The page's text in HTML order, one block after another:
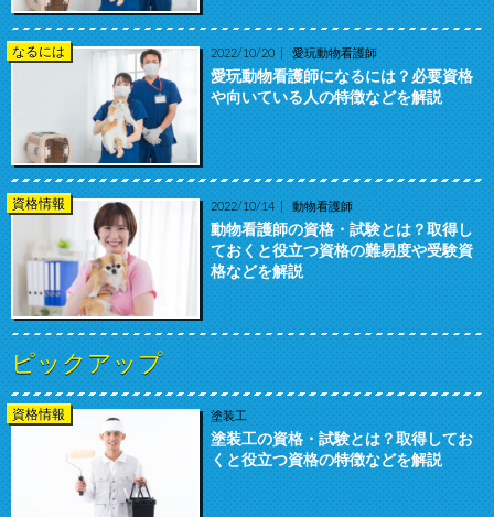
なるには 2022/10/20 愛玩動物看護師
愛玩動物看護師になるには？必要資格
や向いている人の特徴などを解説
資格情報 2022/10/14 動物看護師
動物看護師の資格・試験とは？取得し
ておくと役立つ資格の難易度や受験資
格などを解説
ピックアップ
資格情報 塗装工
塗装工の資格・試験とは？取得してお
くと役立つ資格の特徴などを解説